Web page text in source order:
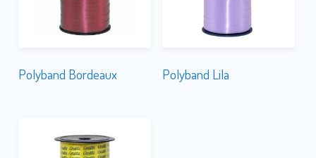
Polyband Bordeaux Polyband Lila